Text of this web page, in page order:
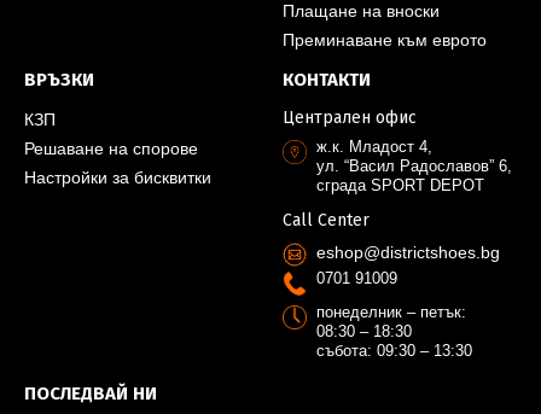
Плащане на вноски
Преминаване към еврото
ВРЪЗКИ
КЗП
Решаване на спорове
Настройки за бисквитки
ПОСЛЕДВАЙ НИ
КОНТАКТИ
Централен офис
ж.к. Младост 4,
ул. “Васил Радославов” 6,
сграда SPORT DEPOT
Call Center
eshop@districtshoes.bg
0701 91009
понеделник – петък:
08:30 – 18:30
събота: 09:30 – 13:30